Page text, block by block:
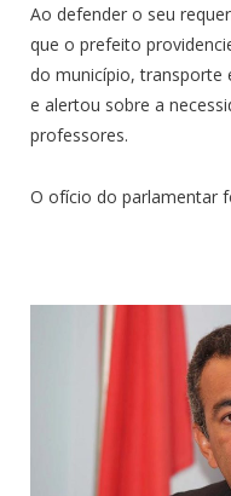
Ao defender o seu
que o prefeito
do município, transporte
e alertou sobre a
professores.
O ofício do parlamentar